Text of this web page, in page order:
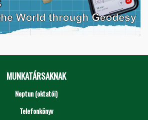
MUNKATÁRSAKNAK
Neptun (oktatói)
Telefonkönyv